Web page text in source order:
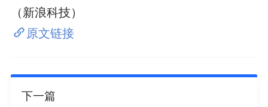
（新浪科技）
原文链接
下一篇